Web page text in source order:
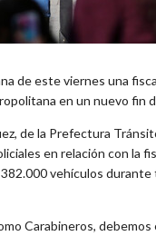
de este viernes una
en un nuevo fin
de la Prefectura
en relación con la
382.000 vehículos
Carabineros,